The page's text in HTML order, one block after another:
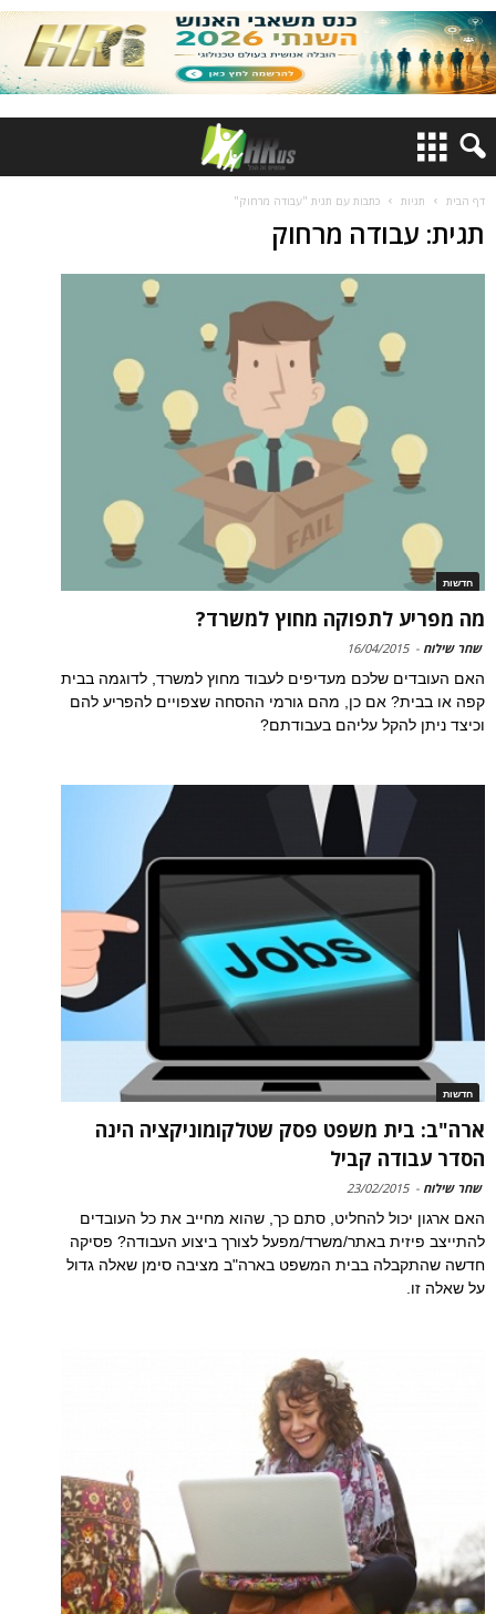
דף הבית תגיות כתבות עם תגית "עבודה מרחוק"
תגית: עבודה מרחוק
חדשות
מה מפריע לתפוקה מחוץ למשרד?
שחר שילוח -
16/04/2015
האם העובדים שלכם מעדיפים לעבוד מחוץ למשרד, לדוגמה בבית
קפה או בבית? אם כן, מהם גורמי ההסחה שצפויים להפריע להם
וכיצד ניתן להקל עליהם בעבודתם?
חדשות
ארה"ב: בית משפט פסק שטלקומוניקציה הינה
הסדר עבודה קביל
שחר שילוח -
23/02/2015
האם ארגון יכול להחליט, סתם כך, שהוא מחייב את כל העובדים
להתייצב פיזית באתר/משרד/מפעל לצורך ביצוע העבודה? פסיקה
חדשה שהתקבלה בבית המשפט בארה"ב מציבה סימן שאלה גדול
על שאלה זו.